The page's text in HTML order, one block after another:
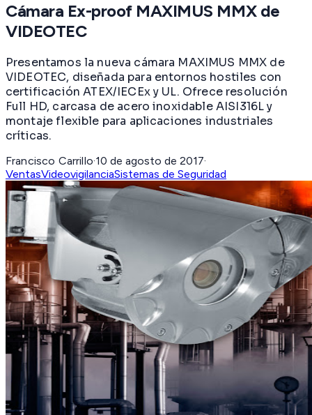
Cámara Ex-proof MAXIMUS MMX de
VIDEOTEC
Presentamos la nueva cámara MAXIMUS MMX de
VIDEOTEC, diseñada para entornos hostiles con
certificación ATEX/IECEx y UL. Ofrece resolución
Full HD, carcasa de acero inoxidable AISI316L y
montaje flexible para aplicaciones industriales
críticas.
Francisco Carrillo·10 de agosto de 2017·
VentasVideovigilanciaSistemas de Seguridad